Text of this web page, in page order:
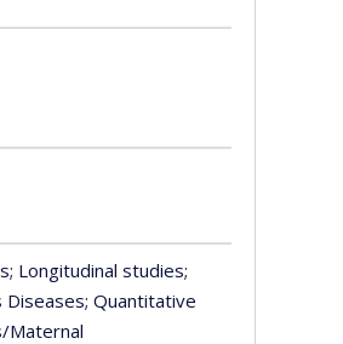
; Longitudinal studies;
Diseases; Quantitative
Maternal